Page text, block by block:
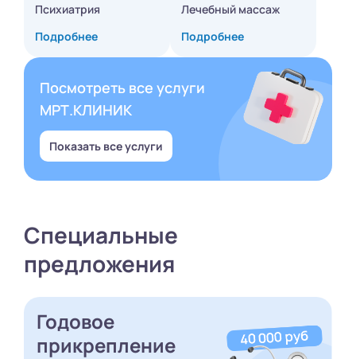
Психиатрия
Подробнее
Лечебный массаж
Подробнее
Посмотреть все услуги
МРТ.КЛИНИК
Показать все услуги
Специальные
предложения
Годовое
прикрепление